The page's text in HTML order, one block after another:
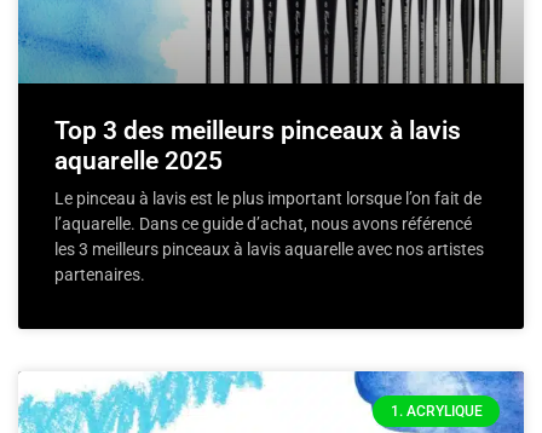
Top 3 des meilleurs pinceaux à lavis
aquarelle 2025
Le pinceau à lavis est le plus important lorsque l’on fait de
l’aquarelle. Dans ce guide d’achat, nous avons référencé
les 3 meilleurs pinceaux à lavis aquarelle avec nos artistes
partenaires.
1. ACRYLIQUE